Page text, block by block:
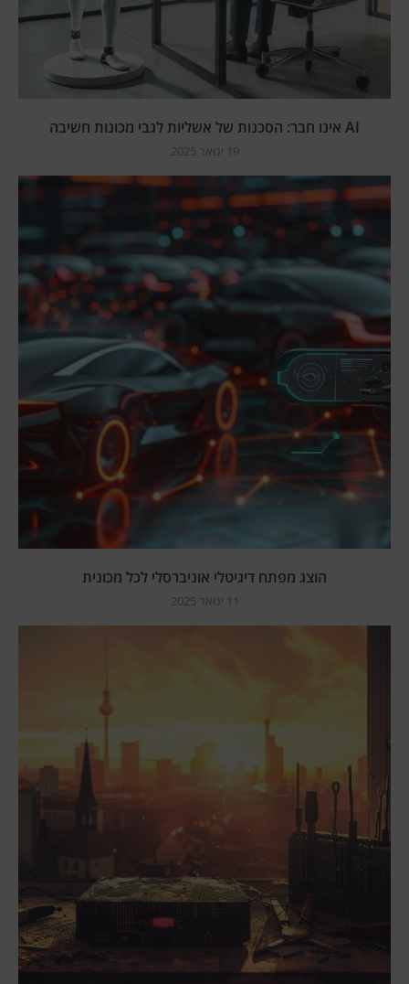
AI אינו חבר: הסכנות של אשליות לגבי מכונות חשיבה
19 ינואר 2025
הוצג מפתח דיגיטלי אוניברסלי לכל מכונית
11 ינואר 2025